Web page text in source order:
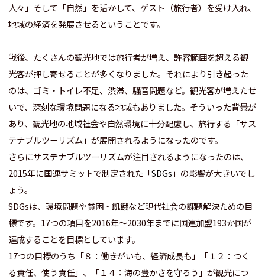
人々」そして「自然」を活かして、ゲスト（旅行者）を受け入れ、
地域の経済を発展させるということです。
戦後、たくさんの観光地では旅行者が増え、許容範囲を超える観
光客が押し寄せることが多くなりました。 それにより引き起った
のは、ゴミ・トイレ不足、渋滞、騒音問題など。観光客が増えたせ
いで、深刻な環境問題になる地域もありました。そういった背景が
あり、観光地の地域社会や自然環境に十分配慮し、旅行する「サス
テナブルツーリズム」が展開されるようになったのです。
さらにサステナブルツーリズムが注目されるようになったのは、
2015年に国連サミットで制定された「SDGs 」の影響が大きいでし
ょう。
SDGsは、環境問題や貧困・飢餓など現代社会の課題解決ための目
標です。17つの項目を2016年～2030年までに国連加盟193か国が
達成することを目標としています。
17つの目標のうち「８：働きがいも、経済成長も」「１２：つく
る責任、使う責任」、「１４：海の豊かさを守ろう」が観光につ